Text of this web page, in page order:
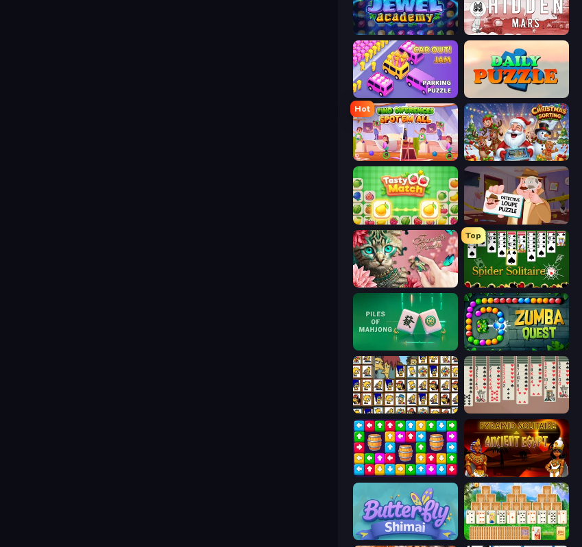
Jewel Academy Hidden Mars
Car OUT! Jam Parking Puzzle
Hot
Find Differences: Spot 'Em All Christmas Sorting
Tasty Match: Mahjong Pairs Detective Loupe Puzzle
Favorite Puzzles
Top
Spider Solitaire
Piles of Mahjong Zumba Quest
Tiles of the Simpsons Spider Solitaire 2 Suits
Tap Away Story Pyramid Solitaire Ancient Egypt
Butterfly Shimai Magic Towers Solitaire